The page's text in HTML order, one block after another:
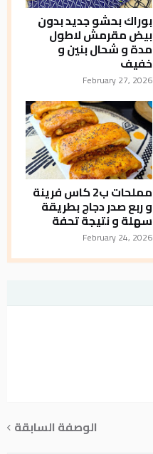
بوراك بحشو جديد بدون
بيض مقرمش لاطول
مدة و شحال بنين و
خفيف
February 27, 2026
مملحات ب2 كاس فرينة
و ربع صدر دجاج بطريقة
سهلة و نتيجة تحفة
February 24, 2026
الوصفة السابقة